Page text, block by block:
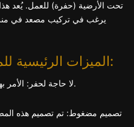
تحت الأرضية (حفرة) للعمل. يُعد
يرغب في تركيب مصعد في
الميزات الرئيسية للمصاعد الخالية من الحفر:
لا حاجة لحفر: الأمر بهذه البساطة! لا حاجة لحفر أو بناء كبير.
تصميم مضغوط: تم تصميم هذه